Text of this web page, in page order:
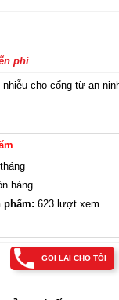
phí
nhiễu cho cổng từ an
hàng
phẩm: 623 lượt xem
GỌI LẠI CHO TÔI